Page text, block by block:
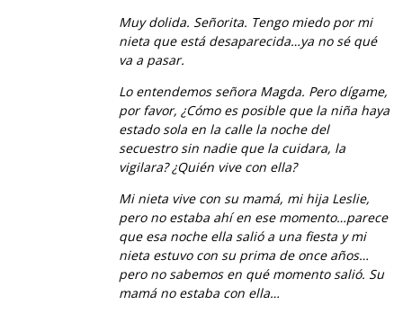
Muy dolida. Señorita. Tengo miedo por mi
nieta que está desaparecida…ya no sé qué
va a pasar.
Lo entendemos señora Magda. Pero dígame,
por favor, ¿Cómo es posible que la niña haya
estado sola en la calle la noche del
secuestro sin nadie que la cuidara, la
vigilara? ¿Quién vive con ella?
Mi nieta vive con su mamá, mi hija Leslie,
pero no estaba ahí en ese momento…parece
que esa noche ella salió a una fiesta y mi
nieta estuvo con su prima de once años…
pero no sabemos en qué momento salió. Su
mamá no estaba con ella…